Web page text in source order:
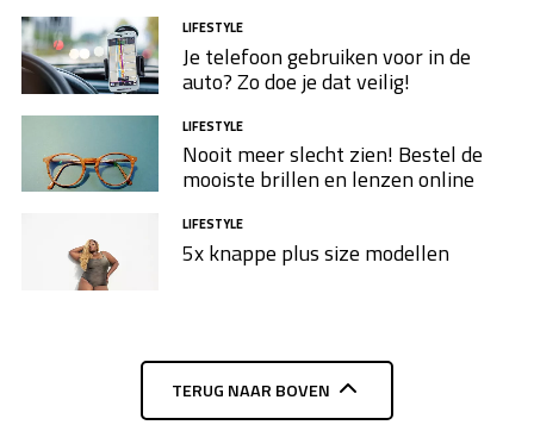
LIFESTYLE
Je telefoon gebruiken voor in de
auto? Zo doe je dat veilig!
LIFESTYLE
Nooit meer slecht zien! Bestel de
mooiste brillen en lenzen online
LIFESTYLE
5x knappe plus size modellen​
TERUG NAAR BOVEN